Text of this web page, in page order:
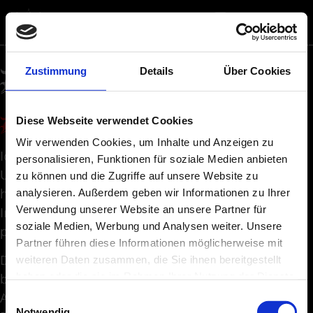
Zustimmung Details Über Cookies
Diese Webseite verwendet Cookies
Wir verwenden Cookies, um Inhalte und Anzeigen zu
personalisieren, Funktionen für soziale Medien anbieten
zu können und die Zugriffe auf unsere Website zu
analysieren. Außerdem geben wir Informationen zu Ihrer
Verwendung unserer Website an unsere Partner für
soziale Medien, Werbung und Analysen weiter. Unsere
Partner führen diese Informationen möglicherweise mit
weiteren Daten zusammen, die Sie ihnen bereitgestellt
Cookies, wenn Sie unsere Webseite weiterhin nutzen.
Einwilligungsauswahl
Datenschutz
Datenschutzerklärung
Ich freue mich sehr über Ihr Interesse an meinem
Unternehmen. Datenschutz hat einen besonders
hohen Stellenwert für mich. Eine Nutzung meiner
Internetseiten ist grundsätzlich ohne jede Angabe
personenbezogener Daten möglich.
Die Verarbeitung personenbezogener Daten,
beispielsweise des Namens, der Anschrift, E-Mail-
Adresse oder Telefonnummer einer betroffenen